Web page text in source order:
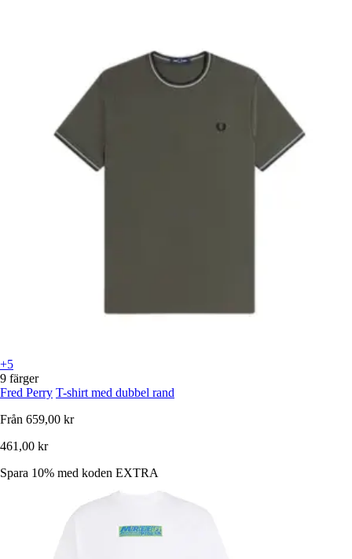
+5
9 färger
Fred Perry T-shirt med dubbel rand
Från 659,00 kr
461,00 kr
Spara 10% med koden EXTRA